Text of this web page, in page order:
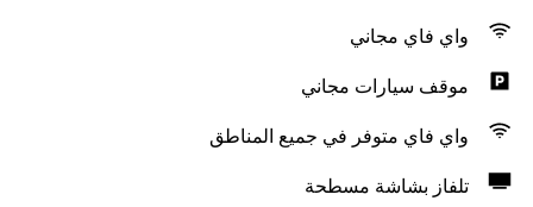
واي فاي مجاني
موقف سيارات مجاني
واي فاي متوفر في جميع المناطق
تلفاز بشاشة مسطحة